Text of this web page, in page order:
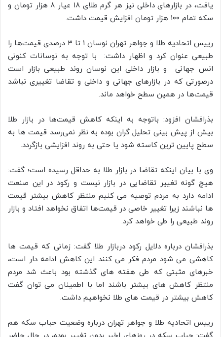
یافت، در بازارهای داخلی نیز هر گرم طلای ۱۸ عیار ۸ هزار تومان و
سکه تمام ۱۰۰ هزار تومان افزایش قیمت داشت.
رییس اتحادیه طلا و جواهر تهران نوسان ۱ تا ۳ درصدی قیمت‌ها را
طبیعی عنوان کرد و اظهار داشت: با توجه به نوسانات کنونی
انس جهانی و بازار داخلی این نوسان روند طبیعی بازار است
درصورتی که در بازارهای جهانی و داخلی و تقاضا تغییری نباشد
قیمت‌ها در همین سطح خواهد ماند.
بذرافشان افزود: باتوجه به اینکه کاهش قیمت‌ها در بازار طلا
بیش از پیش بینی تحلیل گران بوده به نظر نمی‌رسد قیمت ها به
سطح پایین ترین کاسته شود یا حتی به روند افزایشی بازگردد.
وی با بیان اینکه تقاضا در بازار طلا به حداقل رسیده است؛ گفت:
هیچ گونه تغییر تقاضایی در بازار نیست و رکود در این صنعت
ادامه دارد به مردم توصیه می کنیم منتظر کاهش بیشتر قیمت
ها نباشند زیرا تغییر خاصی در قیمت‌ها اتفاق نخواهد افتاد و بازار
روند طبیعی را طی خواهد کرد.
بذرافشان درباره دلایل رکود دربازار طلا گفت: زمانی که قیمت ها
کاهشی می شود مردم فکر می کنند این کاهش ادامه دار است،
خبرهای مثبتی که طی هفته های گذشته بود باعث شد مردم
منتظر کاهش های بیشتر باشند اما با اطمینان می توان گفت
کاهش بیشتر در قیمت های طلا نخواهیم داشت.
رییس اتحادیه طلا و جواهر تهران درباره وضعیت حباب سکه هم